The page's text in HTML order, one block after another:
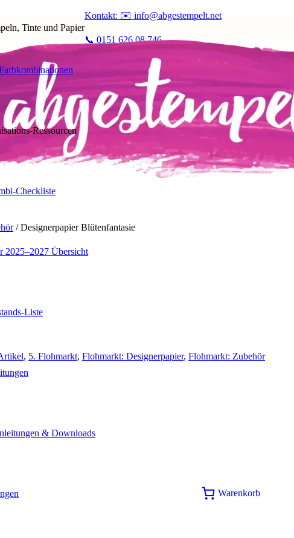
Tinte und Papier
Kontakt: ✉️ info@abgestempelt.net
📞 0151 626 08 746
Ressourcen
Checkliste
2025–2027 Übersicht
Liste
& Downloads
/ Designerpapier Blütenfantasie
, 5. Flohmarkt, Flohmarkt: Designerpapier, Flohmarkt: Zubehör
Warenkorb